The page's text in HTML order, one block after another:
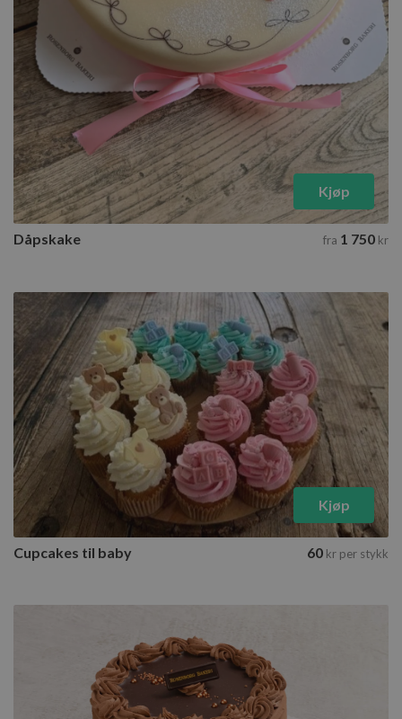
Kjøp
Dåpskake fra 1 750 kr
Kjøp
Cupcakes til baby
3 tilgjengelige varianter
Velg varianter
Cupcakes til baby 60 kr per stykk